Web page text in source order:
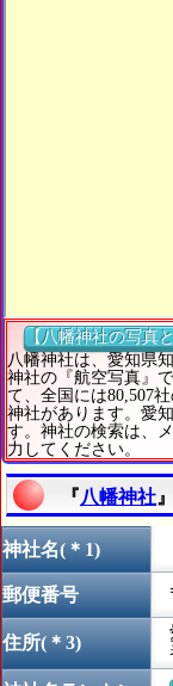
【八幡神社の写真
八幡神社は、愛知県
神社の『航空写真』
て、全国には80,507
神社があります。愛
す。神社の検索は、
力してください。
『八幡神社
神社名(＊1)
郵便番号
住所(＊3)